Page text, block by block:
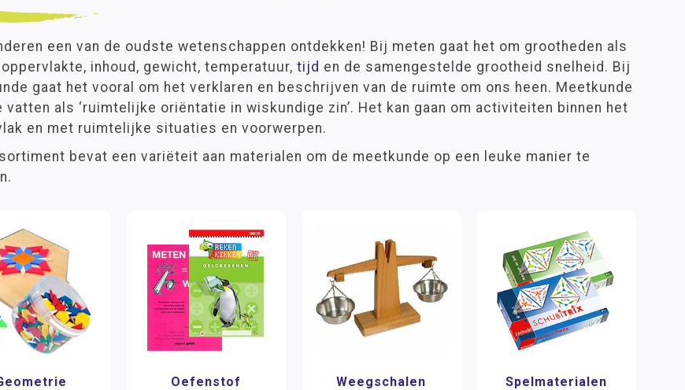
een van de oudste wetenschappen ontdekken! Bij meten gaat het om grootheden als
oppervlakte, inhoud, gewicht, temperatuur, tijd en de samengestelde grootheid snelheid. Bij
gaat het vooral om het verklaren en beschrijven van de ruimte om ons heen. Meetkunde
vatten als ‘ruimtelijke oriëntatie in wiskundige zin’. Het kan gaan om activiteiten binnen het
en met ruimtelijke situaties en voorwerpen.
bevat een variëteit aan materialen om de meetkunde op een leuke manier te
Oefenstof Weegschalen Spelmaterialen